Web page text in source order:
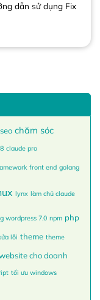
dẫn sử dụng Fix
chăm sóc
claude pro
front end golang
lynx làm chủ claude
wordpress 7.0 npm php
lỗi theme theme
cho doanh
tối ưu windows